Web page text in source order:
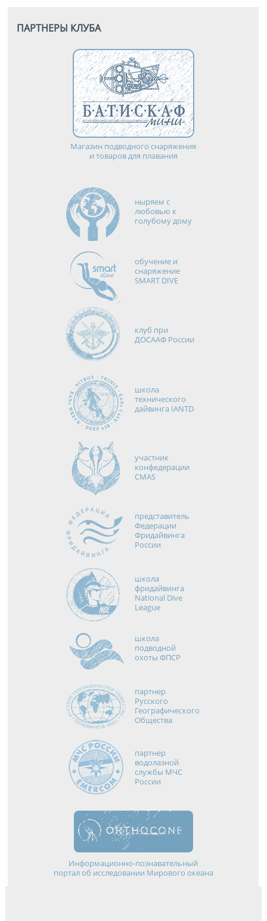
ПАРТНЕРЫ КЛУБА
Магазин подводного снаряжения
и товаров для плавания
ныряем с
любовью к
голубому дому
обучение и
снаряжение
SMART DIVE
клуб при
ДОСААФ России
школа
технического
дайвинга IANTD
участник
конфедерации
CMAS
представитель
Федерации
Фридайвинга
России
школа
фридайвинга
National Dive
League
школа
подводной
охоты ФПСР
партнер
Русского
Географического
Общества
партнер
водолазной
службы МЧС
России
Информационно-познавательный
портал об исследовании Мирового океана